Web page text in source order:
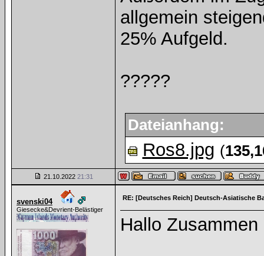
allgemein
25% Aufgeld.
?????
Dateianhang:
Ros8.jpg (
21.10.2022 21:31
svenski04
Giesecke&Devrient-Belästiger
RE: [Deutsches Reich] Deutsch-Asiatische
Hallo Zusammen